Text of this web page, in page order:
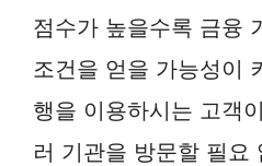
점수가 높을수록 금융
조건을 얻을 가능성이
행을 이용하시는 고객
러 기관을 방문할 필요